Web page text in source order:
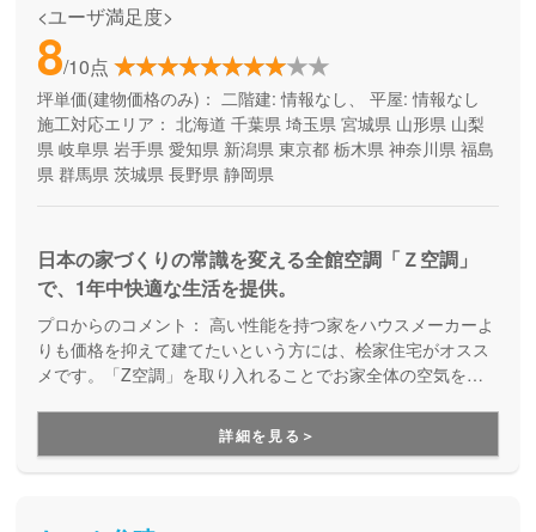
<ユーザ満足度>
8/10点
坪単価(建物価格のみ)： 二階建: 情報なし、 平屋: 情報なし
施工対応エリア： 北海道 千葉県 埼玉県 宮城県 山形県 山梨
県 岐阜県 岩手県 愛知県 新潟県 東京都 栃木県 神奈川県 福島
県 群馬県 茨城県 長野県 静岡県
日本の家づくりの常識を変える全館空調「Ｚ空調」
で、1年中快適な生活を提供。
プロからのコメント： 高い性能を持つ家をハウスメーカーよ
りも価格を抑えて建てたいという方には、桧家住宅がオスス
メです。「Z空調」を取り入れることでお家全体の空気を循
まいづくりをしています。Z空調の性能を体験できる施設も
あるので、体験した上で納得してお家づくりを進めることが
出来ます。是非一度、実際に足を運んで体験してみてくださ
詳細を見る＞